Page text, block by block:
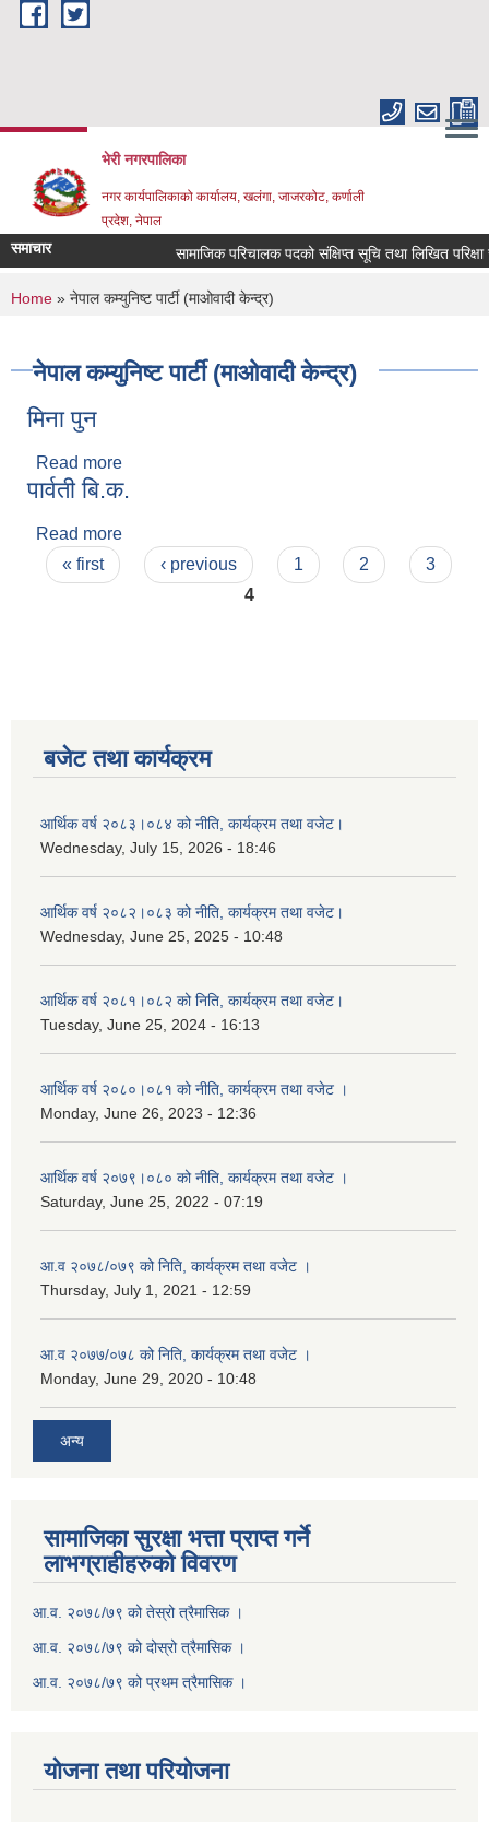
Skip to main content
भेरी नगरपालिका
नगर कार्यपालिकाको कार्यालय, खलंगा, जाजरकोट, कर्णाली
प्रदेश, नेपाल
समाचार सामाजिक परिचालक पदको संक्षिप्त सूचि तथा लिखित परिक्षा
You are here
Home » नेपाल कम्युनिष्ट पार्टी (माओवादी केन्द्र)
नेपाल कम्युनिष्ट पार्टी (माओवादी केन्द्र)
मिना पुन
Read more
पार्वती बि.क.
Read more
Pages
« first ‹ previous 1 2
3
4
बजेट तथा कार्यक्रम
आर्थिक वर्ष २०८३।०८४ को नीति, कार्यक्रम तथा वजेट।
Wednesday, July 15, 2026 - 18:46
आर्थिक वर्ष २०८२।०८३ को नीति, कार्यक्रम तथा वजेट।
Wednesday, June 25, 2025 - 10:48
आर्थिक वर्ष २०८१।०८२ को निति, कार्यक्रम तथा वजेट।
Tuesday, June 25, 2024 - 16:13
आर्थिक वर्ष २०८०।०८१ को नीति, कार्यक्रम तथा वजेट ।
Monday, June 26, 2023 - 12:36
आर्थिक वर्ष २०७९।०८० को नीति, कार्यक्रम तथा वजेट ।
Saturday, June 25, 2022 - 07:19
आ.व २०७८/०७९ को निति, कार्यक्रम तथा वजेट ।
Thursday, July 1, 2021 - 12:59
आ.व २०७७/०७८ को निति, कार्यक्रम तथा वजेट ।
Monday, June 29, 2020 - 10:48
अन्य
सामाजिका सुरक्षा भत्ता प्राप्त गर्ने
लाभग्राहीहरुको विवरण
आ.व. २०७८/७९ को तेस्रो त्रैमासिक ।
आ.व. २०७८/७९ को दोस्रो त्रैमासिक ।
आ.व. २०७८/७९ को प्रथम त्रैमासिक ।
योजना तथा परियोजना